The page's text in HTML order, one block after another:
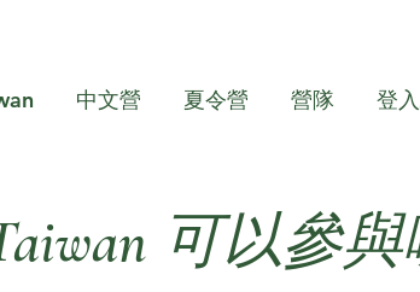
中文營 夏令營 營隊 登
可以參